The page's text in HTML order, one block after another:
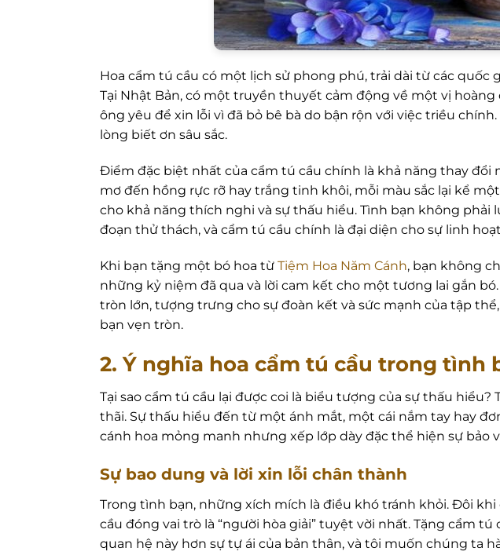
Hoa cẩm tú cầu có một lịch sử phong phú, trải dài từ các
Tại Nhật Bản, có một truyền thuyết cảm động về một vị
ông yêu để xin lỗi vì đã bỏ bê bà do bận rộn với việc triều
lòng biết ơn sâu sắc.
Điểm đặc biệt nhất của cẩm tú cầu chính là khả năng thay
mơ đến hồng rực rỡ hay trắng tinh khôi, mỗi màu sắc lại kể
cho khả năng thích nghi và sự thấu hiểu. Tình bạn không
đoạn thử thách, và cẩm tú cầu chính là đại diện cho sự linh
Khi bạn tặng một bó hoa từ Tiệm Hoa Năm Cánh, bạn không
những kỷ niệm đã qua và lời cam kết cho một tương lai gắn
tròn lớn, tượng trưng cho sự đoàn kết và sức mạnh của tập
bạn vẹn tròn.
2. Ý nghĩa hoa cẩm tú cầu trong tình
Tại sao cẩm tú cầu lại được coi là biểu tượng của sự thấu
thãi. Sự thấu hiểu đến từ một ánh mắt, một cái nắm tay hay
cánh hoa mỏng manh nhưng xếp lớp dày đặc thể hiện sự bảo
Sự bao dung và lời xin lỗi chân thành
Trong tình bạn, những xích mích là điều khó tránh khỏi. Đôi
cầu đóng vai trò là “người hòa giải” tuyệt vời nhất. Tặng cẩm
quan hệ này hơn sự tự ái của bản thân, và tôi muốn chúng ta